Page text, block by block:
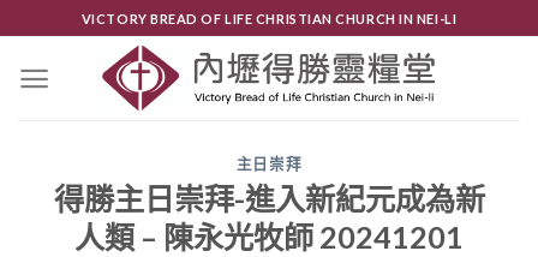
content
VICTORY BREAD OF LIFE CHRISTIAN CHURCH IN NEI-LI
主日崇拜
得勝主日崇拜-進入新紀元成為新
人類 – 陳永光牧師 20241201